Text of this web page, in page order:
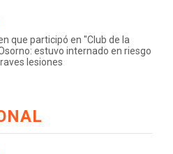
que participó en "Club de la
estuvo internado en riesgo
lesiones